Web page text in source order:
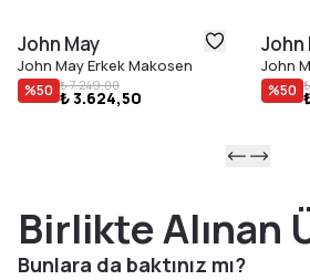
John May
John May Erkek Makosen
%50 ₺ 7.249,00
₺ 3.624,50
John
John
%50
Birlikte Alınan
Bunlara da baktınız mı?